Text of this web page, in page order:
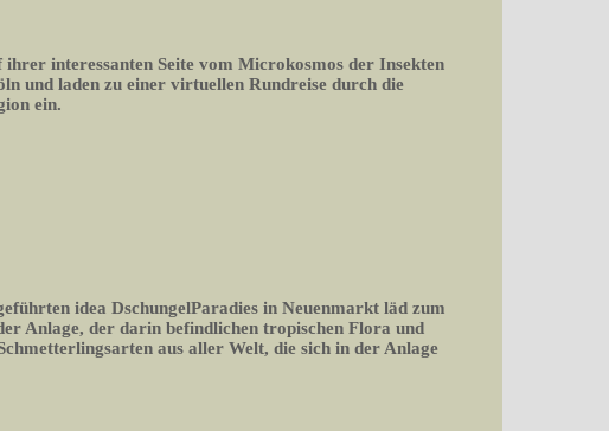
interessanten Seite vom Microkosmos der Insekten
und laden zu einer virtuellen Rundreise durch die
ein.
idea DschungelParadies in Neuenmarkt läd zum
Anlage, der darin befindlichen tropischen Flora und
aus aller Welt, die sich in der Anlage